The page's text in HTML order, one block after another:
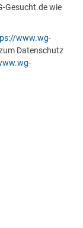
Gesucht.de wie
www.wg-
Datenschutz